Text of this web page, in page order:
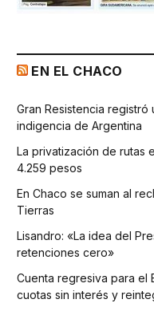
EN EL CHACO
Gran Resistencia registró
indigencia de Argentina
La privatización de rutas
4.259 pesos
En Chaco se suman al
Tierras
Lisandro: «La idea del
retenciones cero»
Cuenta regresiva para el
cuotas sin interés y